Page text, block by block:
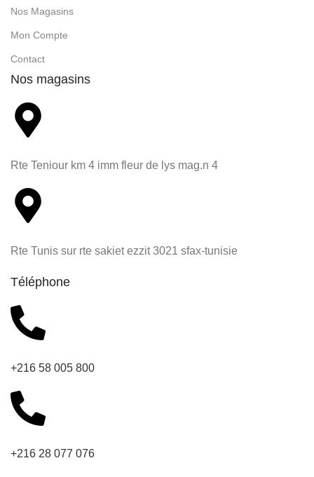
Nos Magasins
Mon Compte
Contact
Nos magasins
Rte Teniour km 4 imm fleur de lys mag.n 4
Rte Tunis sur rte sakiet ezzit 3021 sfax-tunisie
Téléphone
+216 58 005 800
+216 28 077 076